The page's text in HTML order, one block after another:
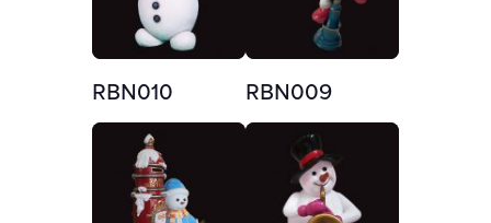
RBN010 RBN009